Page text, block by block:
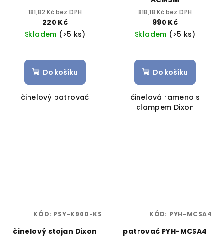
181,82 Kč bez DPH
220 Kč
Skladem (>5 ks)
Do košíku
činelový patrovač
818,18 Kč bez DPH
990 Kč
Skladem (>5 ks)
Do košíku
činelová rameno s
clampem Dixon
činelový stojan Dixon
KÓD: PSY-K900-KS
patrovač PYH-MCSA4
KÓD: PYH-MCSA4